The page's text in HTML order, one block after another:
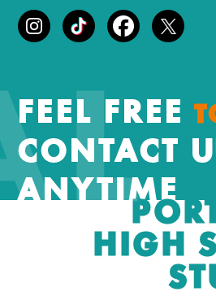
FEEL FREE
CONTACT
ANYTIME
HIGH